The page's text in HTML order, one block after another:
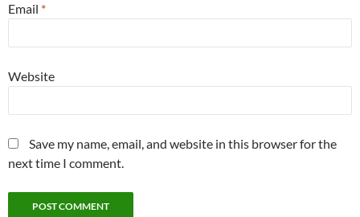
Email *
Website
Save my name, email, and website in this browser for the
next time I comment.